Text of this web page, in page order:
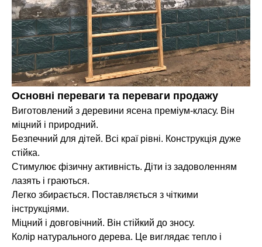
Основні переваги та переваги продажу
Виготовлений з деревини ясена преміум-класу. Він
міцний і природний.
Безпечний для дітей. Всі краї рівні. Конструкція дуже
стійка.
Стимулює фізичну активність. Діти із задоволенням
лазять і граються.
Легко збирається. Поставляється з чіткими
інструкціями.
Міцний і довговічний. Він стійкий до зносу.
Колір натурального дерева. Це виглядає тепло і